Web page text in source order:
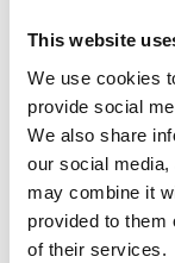
This website
We use cookies
provide social
We also share
our social
may combine it
provided to them
of their services.
queixas por
Decorridos vinte
António
Choy e deixou o
relata como foi
ficou bem
serviços. Deixe-
deste paciente